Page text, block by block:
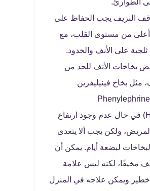
الطوارئ.
النزيف يجب الحفاظ على
من مستوى القلب، مع
على الأنف والخدود.
بخاخات الأنف للحد من
مثل بخاخ فينيليفرين
هيدروكلورايد (Phenylephrine
Hydrochloride) في حال عدم وجود ارتفاع
ولكن يجب ألا يتعدى
لبضعة أيام. يمكن أن
مخيفًا، لكنه ليس علامة
ويمكن علاجه في المنزل